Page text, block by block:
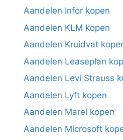
Aandelen Infor kopen
Aandelen KLM kopen
Aandelen Kruidvat
Aandelen Leaseplan
Aandelen Levi Strauss
Aandelen Lyft kopen
Aandelen Marel kopen
Aandelen Microsoft